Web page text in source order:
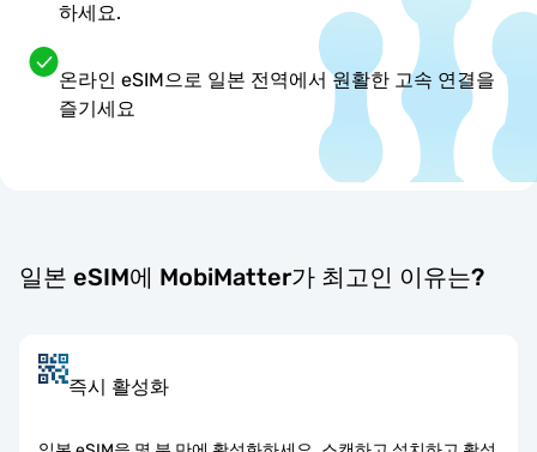
하세요.
온라인 eSIM으로 일본 전역에서 원활한 고속 연결을
즐기세요
일본 eSIM에 MobiMatter가 최고인 이유는?
즉시 활성화